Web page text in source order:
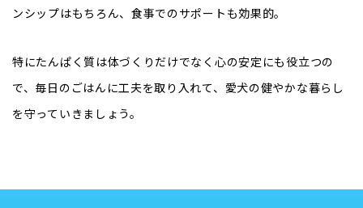
ンシップはもちろん、食事でのサポートも効果的。
特にたんぱく質は体づくりだけでなく心の安定にも役立つの
で、毎日のごはんに工夫を取り入れて、愛犬の健やかな暮らし
を守っていきましょう。